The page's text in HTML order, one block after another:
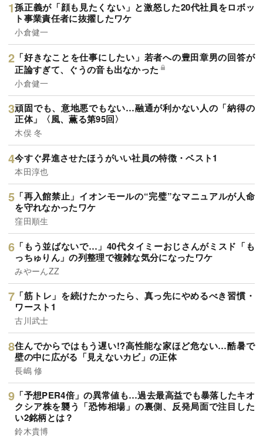
孫正義が「顔も見たくない」と激怒した20代社員をロボッ
ト事業責任者に抜擢したワケ
小倉健一
「好きなことを仕事にしたい」若者への豊田章男の回答が
正論すぎて、ぐうの音も出なかった
小倉健一
頑固でも、意地悪でもない…融通が利かない人の「納得の
正体」〈風、薫る第95回〉
木俣 冬
今すぐ昇進させたほうがいい社員の特徴・ベスト1
本田淳也
「再入館禁止」イオンモールの“完璧”なマニュアルが人命
を守れなかったワケ
窪田順生
「もう並ばないで…」40代タイミーおじさんがミスド「も
っちゅりん」の列整理で複雑な気分になったワケ
みやーんZZ
「筋トレ」を続けたかったら、真っ先にやめるべき習慣・
ワースト1
古川武士
住んでからではもう遅い!?高性能な家ほど危ない…酷暑で
壁の中に広がる「見えないカビ」の正体
長嶋 修
「予想PER4倍」の異常値も…過去最高益でも暴落したキオ
クシア株を襲う「恐怖相場」の裏側、反発局面で注目した
い2銘柄とは？
鈴木貴博